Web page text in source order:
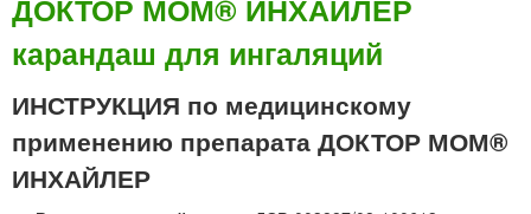
к
д
я
р
а
с
е
н
з
а
л
ь
й
с
с
с
р
е
К
Т
О
Р
М
О
М
®
ДОКТОР МОМ® ИНХАЙЛЕР
карандаш для ингаляций
ИНСТРУКЦИЯ по медицинскому
применению препарата ДОКТОР МОМ®
ИНХАЙЛЕР